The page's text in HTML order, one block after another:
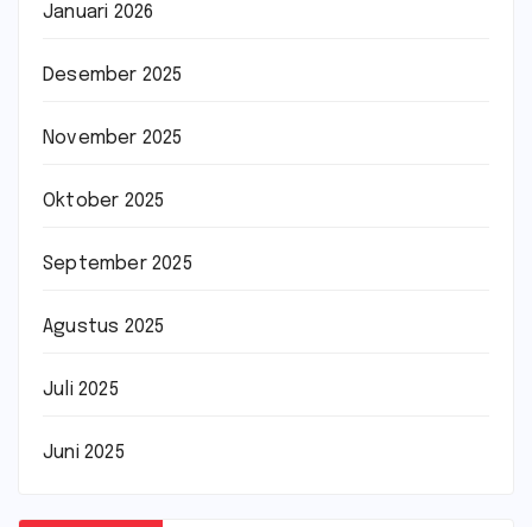
Januari 2026
Desember 2025
November 2025
Oktober 2025
September 2025
Agustus 2025
Juli 2025
Juni 2025